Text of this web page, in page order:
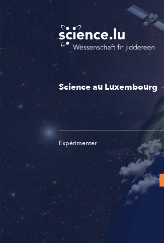
Skip
to
main
content
Science au Luxembourg
Expérimenter